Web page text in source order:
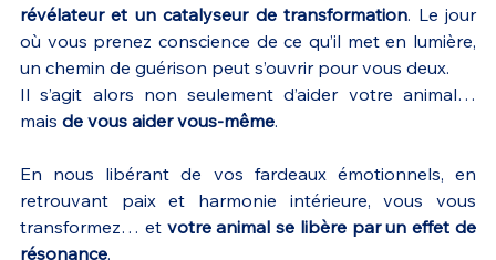
révélateur et un catalyseur de transformation. Le jour
où vous prenez conscience de ce qu’il met en lumière,
un chemin de guérison peut s’ouvrir pour vous deux.
Il s’agit alors non seulement d’aider votre animal…
mais de vous aider vous-même.
En nous libérant de vos fardeaux émotionnels, en
retrouvant paix et harmonie intérieure, vous vous
transformez… et votre animal se libère par un effet de
résonance.